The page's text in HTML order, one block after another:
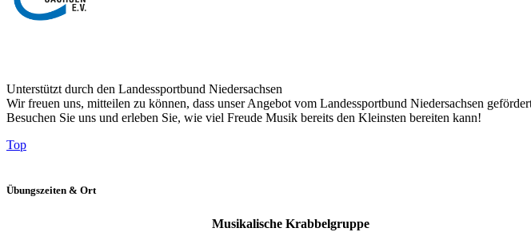
Unterstützt durch den Landessportbund Niedersachsen
Wir freuen uns, mitteilen zu können, dass unser Angebot vom Landessportbund Niedersachsen
Besuchen Sie uns und erleben Sie, wie viel Freude Musik bereits den Kleinsten bereiten kann!
Top
Übungszeiten & Ort
Musikalische Krabbelgruppe